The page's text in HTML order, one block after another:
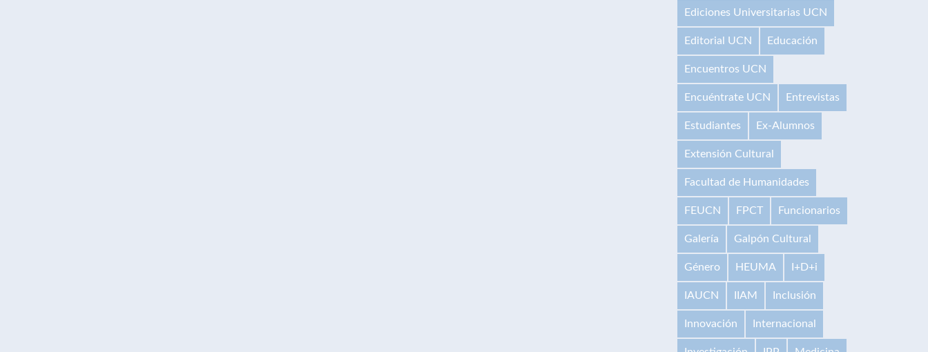
Ediciones Universitarias UCN
Editorial UCN Educación
Encuentros UCN
Encuéntrate UCN Entrevistas
Estudiantes Ex-Alumnos
Extensión Cultural
Facultad de Humanidades
FEUCN FPCT Funcionarios
Galería Galpón Cultural
Género HEUMA I+D+i
IAUCN IIAM Inclusión
Innovación Internacional